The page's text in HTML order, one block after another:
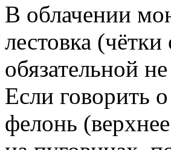
В облачении
лестовка
обязательной
Если говорить
фелонь